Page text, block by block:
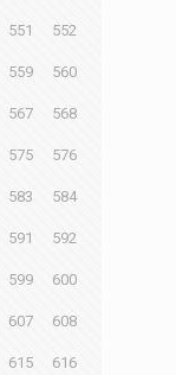
551 552
559 560
567 568
575 576
583 584
591 592
599 600
607 608
615 616